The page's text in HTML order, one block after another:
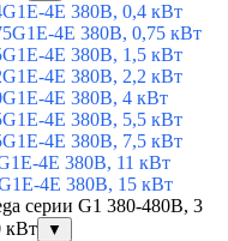
4E 380В, 0,4 кВт
4E 380В, 0,75 кВт
4E 380В, 1,5 кВт
4E 380В, 2,2 кВт
4E 380В, 4 кВт
4E 380В, 5,5 кВт
4E 380В, 7,5 кВт
4E 380В, 11 кВт
4E 380В, 15 кВт
серии G1 380-480В, 3
кВт
▼